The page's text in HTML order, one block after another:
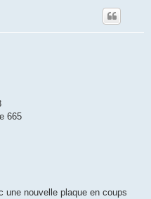
665
une nouvelle plaque en coups